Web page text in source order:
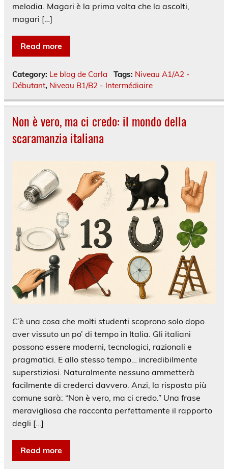
melodia. Magari è la prima volta che la ascolti,
magari […]
Read more
Category: Le blog de Carla Tags: Niveau A1/A2 -
Débutant, Niveau B1/B2 - Intermédiaire
Non è vero, ma ci credo: il mondo della
scaramanzia italiana
C’è una cosa che molti studenti scoprono solo dopo
aver vissuto un po’ di tempo in Italia. Gli italiani
possono essere moderni, tecnologici, razionali e
pragmatici. E allo stesso tempo… incredibilmente
superstiziosi. Naturalmente nessuno ammetterà
facilmente di crederci davvero. Anzi, la risposta più
comune sarà: “Non è vero, ma ci credo.” Una frase
meravigliosa che racconta perfettamente il rapporto
degli […]
Read more